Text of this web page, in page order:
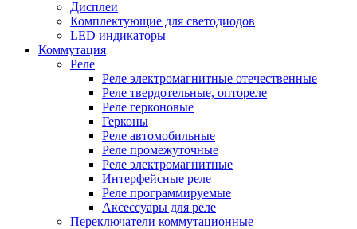
Дисплеи
Комплектующие для светодиодов
LED индикаторы
Коммутация
Реле
Реле электромагнитные отечественные
Реле твердотельные, оптореле
Реле герконовые
Герконы
Реле автомобильные
Реле промежуточные
Реле электромагнитные
Интерфейсные реле
Реле программируемые
Аксессуары для реле
Переключатели коммутационные